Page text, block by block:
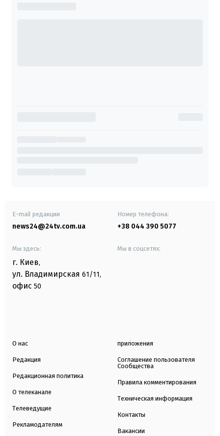
E-mail редакции
news24@24tv.com.ua
Номер телефона:
+38 044 390 5077
Мы здесь:
г. Киев,
ул. Владимирская 61/11,
офис 50
Мы в соцсетях:
О нас
Редакция
Редакционная политика
О телеканале
Телеведущие
Рекламодателям
приложения
Соглашение пользователя
Сообщества
Правила комментирования
Техническая информация
Контакты
Вакансии